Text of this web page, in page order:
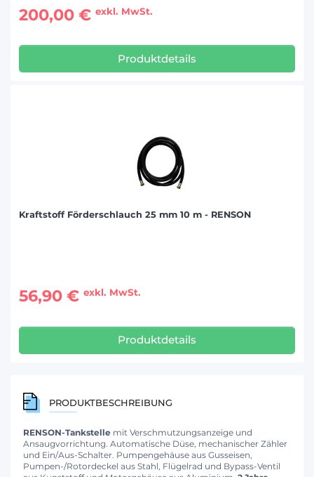
200,00 € exkl. MwSt.
Produktdetails
Kraftstoff Förderschlauch 25 mm 10 m - RENSON
56,90 € exkl. MwSt.
Produktdetails
PRODUKTBESCHREIBUNG
RENSON-Tankstelle mit Verschmutzungsanzeige und
Ansaugvorrichtung. Automatische Düse, mechanischer Zähler
und Ein/Aus-Schalter. Pumpengehäuse aus Gusseisen,
Pumpen-/Rotordeckel aus Stahl, Flügelrad und Bypass-Ventil